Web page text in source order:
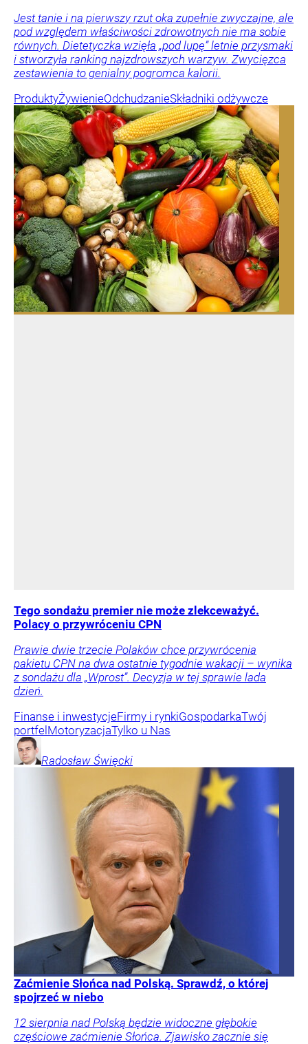
Jest tanie i na pierwszy rzut oka zupełnie zwyczajne, ale
pod względem właściwości zdrowotnych nie ma sobie
równych. Dietetyczka wzięła „pod lupę” letnie przysmaki
i stworzyła ranking najzdrowszych warzyw. Zwycięzca
zestawienia to genialny pogromca kalorii.
ProduktyŻywienieOdchudzanieSkładniki odżywcze
Tego sondażu premier nie może zlekceważyć.
Polacy o przywróceniu CPN
Prawie dwie trzecie Polaków chce przywrócenia
pakietu CPN na dwa ostatnie tygodnie wakacji – wynika
z sondażu dla „Wprost”. Decyzja w tej sprawie lada
dzień.
Finanse i inwestycjeFirmy i rynkiGospodarkaTwój
portfelMotoryzacjaTylko u Nas
Radosław Święcki
Zaćmienie Słońca nad Polską. Sprawdź, o której
spojrzeć w niebo
12 sierpnia nad Polską będzie widoczne głębokie
częściowe zaćmienie Słońca. Zjawisko zacznie się